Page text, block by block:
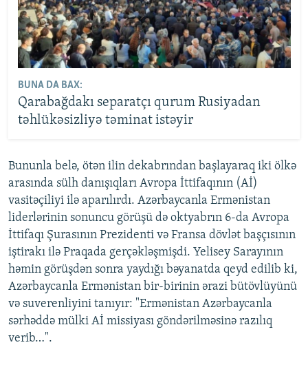
BUNA DA BAX:
Qarabağdakı separatçı qurum Rusiyadan
təhlükəsizliyə təminat istəyir
Bununla belə, ötən ilin dekabrından başlayaraq iki ölkə
arasında sülh danışıqları Avropa İttifaqının (Aİ)
vasitəçiliyi ilə aparılırdı. Azərbaycanla Ermənistan
liderlərinin sonuncu görüşü də oktyabrın 6-da Avropa
İttifaqı Şurasının Prezidenti və Fransa dövlət başçısının
iştirakı ilə Praqada gerçəkləşmişdi. Yelisey Sarayının
həmin görüşdən sonra yaydığı bəyanatda qeyd edilib ki,
Azərbaycanla Ermənistan bir-birinin ərazi bütövlüyünü
və suverenliyini tanıyır: "Ermənistan Azərbaycanla
sərhəddə mülki Aİ missiyası göndərilməsinə razılıq
verib…".